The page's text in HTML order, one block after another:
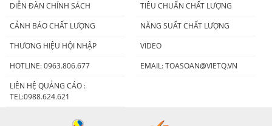
DIỄN ĐÀN CHÍNH SÁCH
TIÊU CHUẨN CHẤT LƯỢNG
CẢNH BÁO CHẤT LƯỢNG
NĂNG SUẤT CHẤT LƯỢNG
THƯƠNG HIỆU HỘI NHẬP
VIDEO
HOTLINE: 0963.806.677
EMAIL:TOASOAN@VIETQ.VN
LIÊN HỆ QUẢNG CÁO :
TEL:0988.624.621